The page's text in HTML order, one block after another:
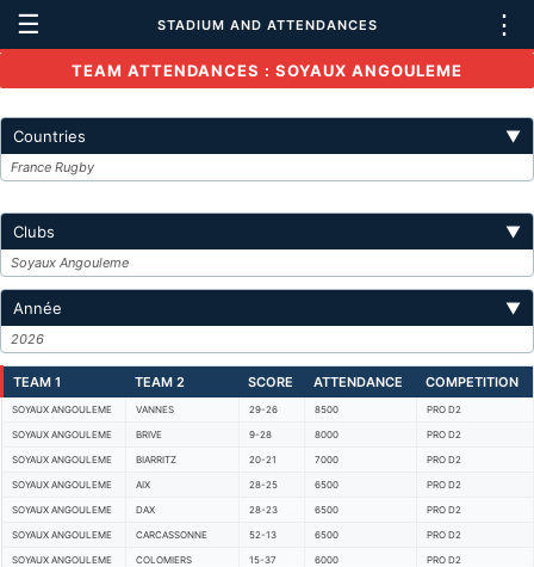
☰ STADIUM AND ATTENDANCES ⋮
TEAM ATTENDANCES : SOYAUX ANGOULEME
Countries ▼
France Rugby
Clubs ▼
Soyaux Angouleme
Année ▼
2026
TEAM 1 TEAM 2 SCORE ATTENDANCE COMPETITION
SOYAUX ANGOULEME VANNES 29-26 8500 PRO D2
SOYAUX ANGOULEME BRIVE 9-28 8000 PRO D2
SOYAUX ANGOULEME BIARRITZ 20-21 7000 PRO D2
SOYAUX ANGOULEME AIX 28-25 6500 PRO D2
SOYAUX ANGOULEME DAX 28-23 6500 PRO D2
SOYAUX ANGOULEME CARCASSONNE 52-13 6500 PRO D2
SOYAUX ANGOULEME COLOMIERS 15-37 6000 PRO D2